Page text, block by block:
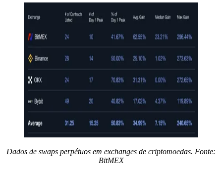
Dados de swaps perpétuos em exchanges de criptomoedas. Fonte:
BitMEX